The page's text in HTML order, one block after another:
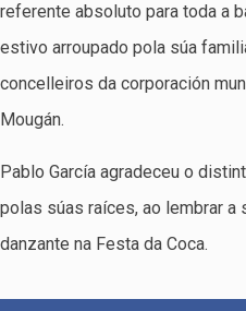
referente absoluto para toda a
estivo arroupado pola súa
concelleiros da corporación
Mougán.
Pablo García agradeceu o
polas súas raíces, ao lembrar a
danzante na Festa da Coca.